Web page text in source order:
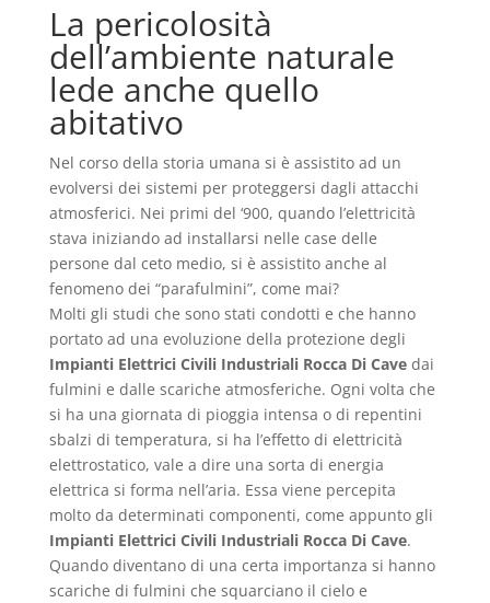
La pericolosità
dell’ambiente naturale
lede anche quello
abitativo
Nel corso della storia umana si è assistito ad un
evolversi dei sistemi per proteggersi dagli attacchi
atmosferici. Nei primi del ‘900, quando l’elettricità
stava iniziando ad installarsi nelle case delle
persone dal ceto medio, si è assistito anche al
fenomeno dei “parafulmini”, come mai?
Molti gli studi che sono stati condotti e che hanno
portato ad una evoluzione della protezione degli
Impianti Elettrici Civili Industriali Rocca Di Cavedai
fulmini e dalle scariche atmosferiche. Ogni volta che
si ha una giornata di pioggia intensa o di repentini
sbalzi di temperatura, si ha l’effetto di elettricità
elettrostatico, vale a dire una sorta di energia
elettrica si forma nell’aria. Essa viene percepita
molto da determinati componenti, come appunto gli
Impianti Elettrici Civili Industriali Rocca Di Cave.
Quando diventano di una certa importanza si hanno
scariche di fulmini che squarciano il cielo e